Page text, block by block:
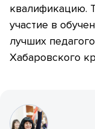
квалификацию.
участие в
лучших
Хабаровского